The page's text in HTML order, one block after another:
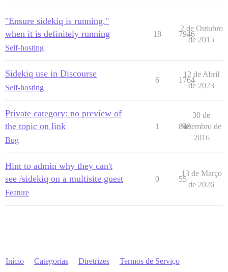
"Ensure sidekiq is running."
when it is definitely running
Self-hosting
18 7946
2 de Outubro
de 2015
Sidekiq use in Discourse
Self-hosting
6 1764
12 de Abril
de 2023
Private category: no preview of
the topic on link
Bug
1 848
30 de
Setembro de
2016
Hint to admin why they can't
see /sidekiq on a multisite guest
Feature
0 55
13 de Março
de 2026
Início Categorias Diretrizes Termos de Serviço